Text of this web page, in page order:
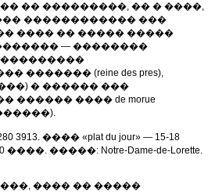
�� ���������, �� � ����,
������������ ���
���� �� ����� �����
— ��������
(reine des pres),
� ������ ���
���� de morue
3913. ���� «plat du jour» — 15-18
�����: Notre-Dame-de-Lorette.
���� �� �����